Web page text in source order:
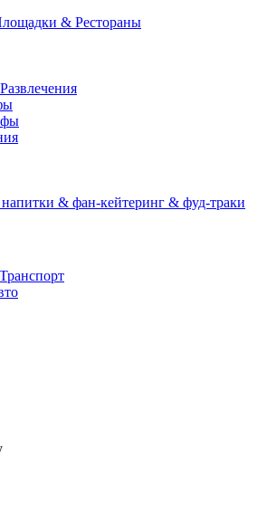
& Рестораны
Развлечения
& фан-кейтеринг & фуд-траки
Транспорт